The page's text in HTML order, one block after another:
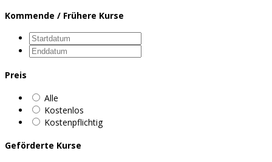
Kommende / Frühere Kurse
Preis
Alle
Kostenlos
Kostenpflichtig
Geförderte Kurse